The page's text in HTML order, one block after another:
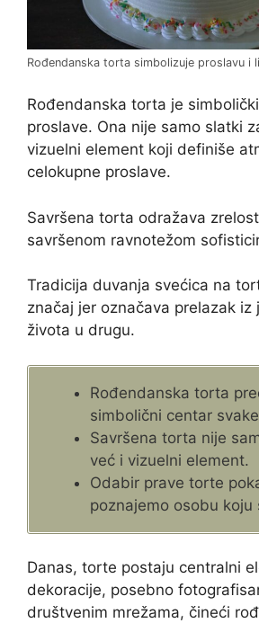
Rođendanska torta simbolizuje proslavu i
Rođendanska torta je
proslave. Ona nije samo slatki
vizuelni element koji definiše
celokupne proslave.
Savršena torta odražava
savršenom ravnotežom
Tradicija duvanja svećica na
značaj jer označava prelazak iz
života u drugu.
Rođendanska torta
simbolični centar
Savršena torta nije
već i vizuelni element.
Odabir prave torte
poznajemo osobu koju
Danas, torte postaju centralni
dekoracije, posebno
društvenim mrežama, čineći